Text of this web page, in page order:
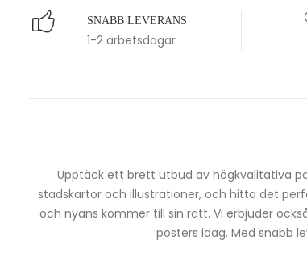
SNABB LEVERANS
1-2 arbetsdagar
Upptäck ett brett utbud av högkvalitativa
stadskartor och illustrationer, och hitta det
och nyans kommer till sin rätt. Vi erbjuder
posters idag. Med snabb